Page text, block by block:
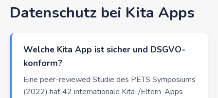
Datenschutz bei Kita Apps
Welche Kita App ist sicher und DSGVO-
konform?
Eine peer-reviewed Studie des PETS Symposiums
(2022) hat 42 internationale Kita-/Eltern-Apps